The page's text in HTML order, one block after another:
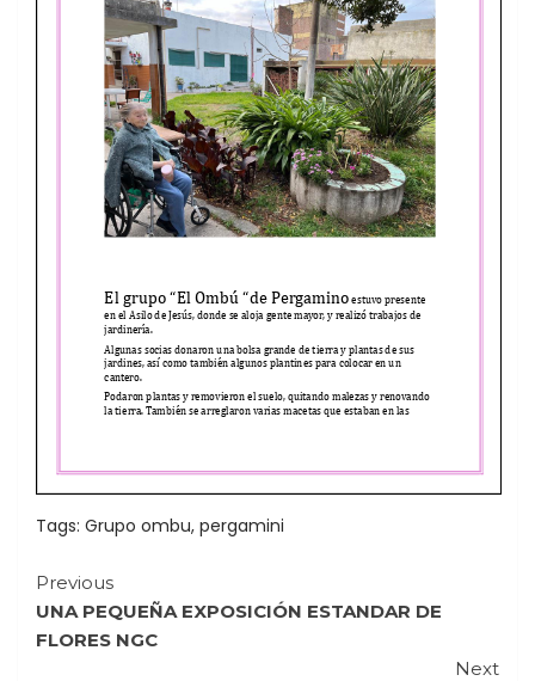
Tags: Grupo ombu, pergamini
Continue
Reading
Previous
UNA PEQUEÑA EXPOSICIÓN ESTANDAR DE
FLORES NGC
Next